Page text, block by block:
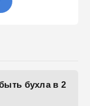
бухла в 2